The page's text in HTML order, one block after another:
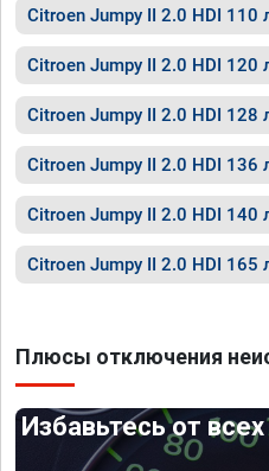
Citroen Jumpy II 2.0 HDI 110
Citroen Jumpy II 2.0 HDI 120
Citroen Jumpy II 2.0 HDI 128
Citroen Jumpy II 2.0 HDI 136
Citroen Jumpy II 2.0 HDI 140
Citroen Jumpy II 2.0 HDI 165
Плюсы отключения
Избавьтесь от